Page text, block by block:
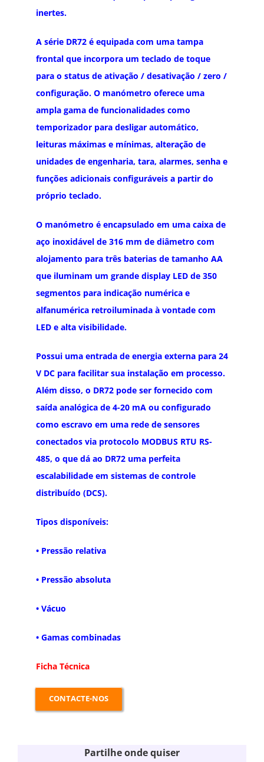
inertes.
A série DR72 é equipada com uma tampa
frontal que incorpora um teclado de toque
para o status de ativação / desativação / zero /
configuração. O manómetro oferece uma
ampla gama de funcionalidades como
temporizador para desligar automático,
leituras máximas e mínimas, alteração de
unidades de engenharia, tara, alarmes, senha e
funções adicionais configuráveis ​​a partir do
próprio teclado.
O manómetro é encapsulado em uma caixa de
aço inoxidável de 316 mm de diâmetro com
alojamento para três baterias de tamanho AA
que iluminam um grande display LED de 350
segmentos para indicação numérica e
alfanumérica retroiluminada à vontade com
LED e alta visibilidade.
Possui uma entrada de energia externa para 24
V DC para facilitar sua instalação em processo.
Além disso, o DR72 pode ser fornecido com
saída analógica de 4-20 mA ou configurado
como escravo em uma rede de sensores
conectados via protocolo MODBUS RTU RS-
485, o que dá ao DR72 uma perfeita
escalabilidade em sistemas de controle
distribuído (DCS).
Tipos disponíveis:
• Pressão relativa
• Pressão absoluta
• Vácuo
• Gamas combinadas
Ficha Técnica
CONTACTE-NOS
Partilhe onde quiser